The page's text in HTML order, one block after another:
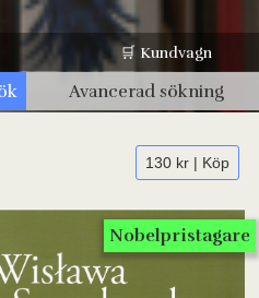
🛒 Kundvagn
Avancerad sökning
130 kr | Köp
Nobelpristagare